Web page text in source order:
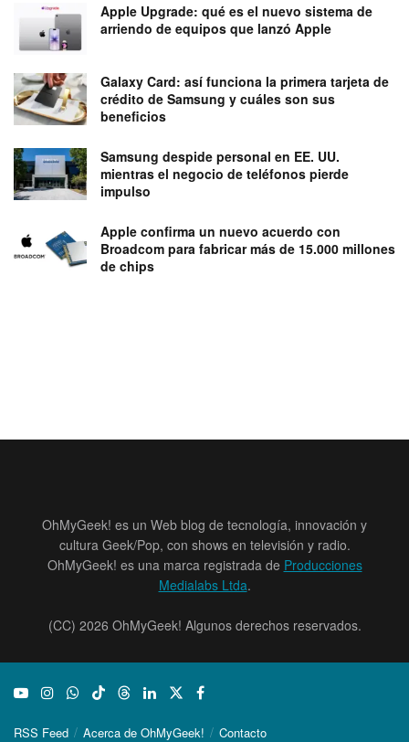
Apple Upgrade: qué es el nuevo sistema de
arriendo de equipos que lanzó Apple
Galaxy Card: así funciona la primera tarjeta de
crédito de Samsung y cuáles son sus
beneficios
Samsung despide personal en EE. UU.
mientras el negocio de teléfonos pierde
impulso
Apple confirma un nuevo acuerdo con
Broadcom para fabricar más de 15.000 millones
de chips
OhMyGeek! es un Web blog de tecnología, innovación y
cultura Geek/Pop, con shows en televisión y radio.
OhMyGeek! es una marca registrada de Producciones
Medialabs Ltda.
(CC) 2026 OhMyGeek! Algunos derechos reservados.
RSS Feed Acerca de OhMyGeek! Contacto